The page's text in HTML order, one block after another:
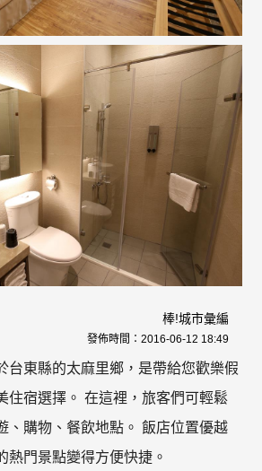
棒!城市彙編
發佈時間： 2016-06-12 18:49
台東縣的太麻里鄉，是帶給您歡樂假
住宿選擇。 在這裡，旅客們可輕鬆
、購物、餐飲地點。 飯店位置優越
熱門景點變得方便快捷。